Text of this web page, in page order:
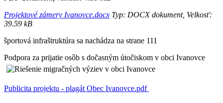
Projektové zámery Ivanovce.docx Typ: DOCX dokument, Velkosť:
39.59 kB
športová infraštruktúra sa nachádza na strane 111
Podpora za prijatie osôb s dočasným útočiskom v obci Ivanovce
Publicita projektu - plagát Obec Ivanovce.pdf